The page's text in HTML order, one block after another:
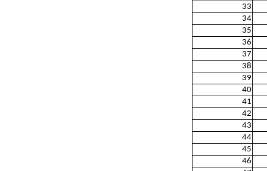
33
34
35
36
37
38
39
40
41
42
43
44
45
46